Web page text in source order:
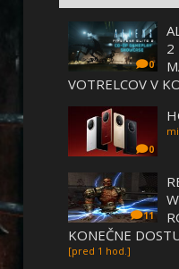
0
2
VOTRELCOV V
0
11
KONEČNE
[pred 1 hod.]